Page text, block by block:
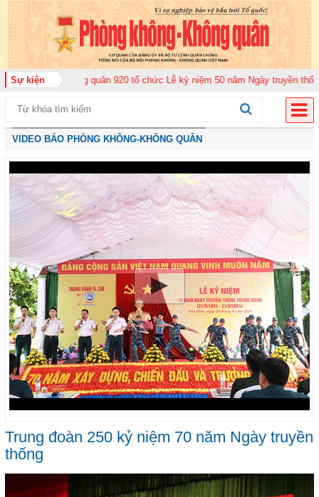
Sự kiện
Không quân 920 tổ chức Lễ kỷ niệm 50 năm Ngày truyền thống (12-11-
VIDEO BÁO PHÒNG KHÔNG-KHÔNG QUÂN
Trung đoàn 250 kỷ niệm 70 năm Ngày truyền
thống